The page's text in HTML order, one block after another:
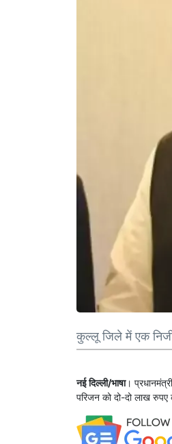
कुल्लू जिले में एक
नई दिल्ली/भाषा।
परिजन को दो-दो लाख रुपए